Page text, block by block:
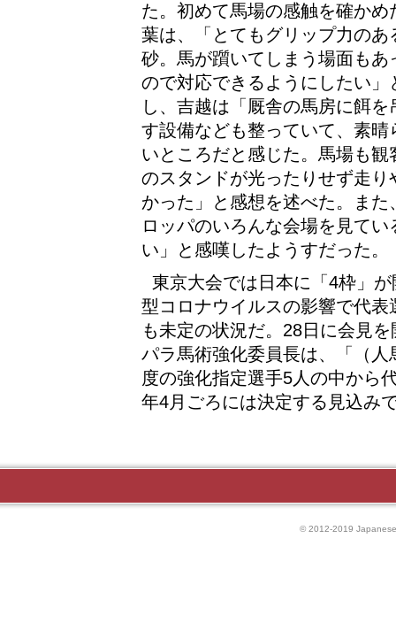
た。初めて馬場の感触を確かめ
葉は、「とてもグリップ力のあ
砂。馬が躓いてしまう場面もあ
ので対応できるようにしたい」
し、吉越は「厩舎の馬房に餌を
す設備なども整っていて、素晴
いところだと感じた。馬場も観
のスタンドが光ったりせず走り
かった」と感想を述べた。ま
ロッパのいろんな会場を見て
い」と感嘆したようすだった。
東京大会では日本に「4枠」
型コロナウイルスの影響で代
も未定の状況だ。28日に会見
パラ馬術強化委員長は、「（
度の強化指定選手5人の中から
年4月ごろには決定する見込み
© 2012-2019